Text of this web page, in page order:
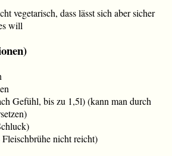
vegetarisch, dass lässt sich aber sicher
will
Gefühl, bis zu 1,5l) (kann man durch
nicht reicht)